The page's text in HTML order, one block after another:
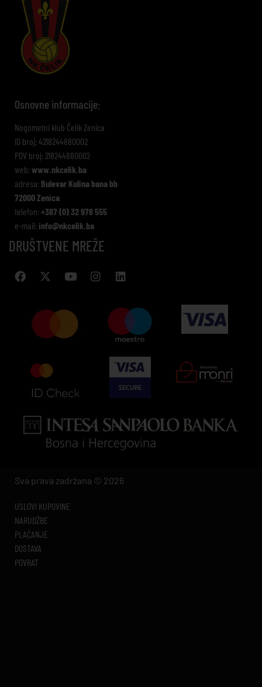
Osnovne informacije:
Nogometni klub Čelik Zenica
ID broj: 4218244880002
PDV broj: 218244880002
web: www.nkcelik.ba
adresa: Bulevar Kulina bana bb
72000 Zenica
telefon: +387 (0) 32 978 555
e-mail: info@nkcelik.ba
DRUŠTVENE MREŽE
Sva prava zadržana © 2026
USLOVI KUPOVINE
NARUDŽBE
PLAĆANJE
DOSTAVA
POVRAT